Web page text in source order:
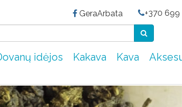
+370
GeraArbata
idėjos Kakava Kava